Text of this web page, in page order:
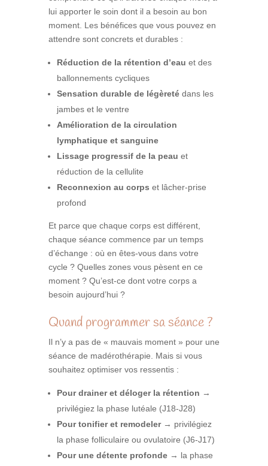
lui apporter le soin dont il a besoin au bon
moment. Les bénéfices que vous pouvez en
attendre sont concrets et durables :
Réduction de la rétention d’eau et des
ballonnements cycliques
Sensation durable de légèretédans les
jambes et le ventre
Amélioration de la circulation
lymphatique et sanguine
Lissage progressif de la peau et
réduction de la cellulite
Reconnexion au corps et lâcher-prise
profond
Et parce que chaque corps est différent,
chaque séance commence par un temps
d’échange : où en êtes-vous dans votre
cycle ? Quelles zones vous pèsent en ce
moment ? Qu’est-ce dont votre corps a
besoin aujourd’hui ?
Quand programmer sa séance ?
Il n’y a pas de « mauvais moment » pour une
séance de madérothérapie. Mais si vous
souhaitez optimiser vos ressentis :
Pour drainer et déloger la rétention →
privilégiez la phase lutéale (J18-J28)
Pour tonifier et remodeler→ privilégiez
la phase folliculaire ou ovulatoire (J6-J17)
Pour une détente profonde→ la phase